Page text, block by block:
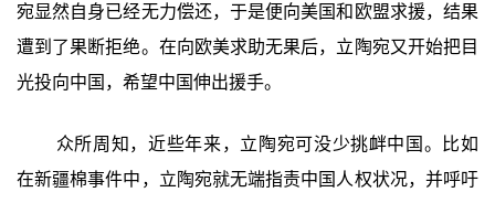
宛显然自身已经无力偿还，于是便向美国和欧盟求援，结果
遭到了果断拒绝。在向欧美求助无果后，立陶宛又开始把目
光投向中国，希望中国伸出援手。
众所周知，近些年来，立陶宛可没少挑衅中国。比如
在新疆棉事件中，立陶宛就无端指责中国人权状况，并呼吁